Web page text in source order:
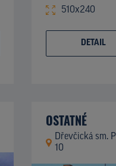
510x240
DETAIL
OSTATNÉ
Dřevčická sm.
10